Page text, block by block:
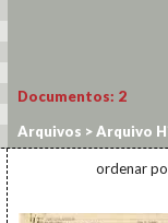
Documentos: 2
Arquivos >Arquivo
Contratados>Roça
ordenar